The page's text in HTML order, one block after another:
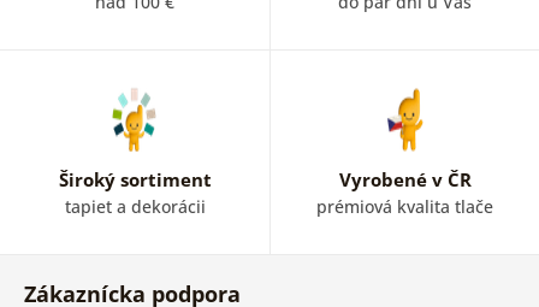
Široký sortiment
tapiet a dekorácii
Vyrobené v ČR
prémiová kvalita tlače
Zákaznícka podpora